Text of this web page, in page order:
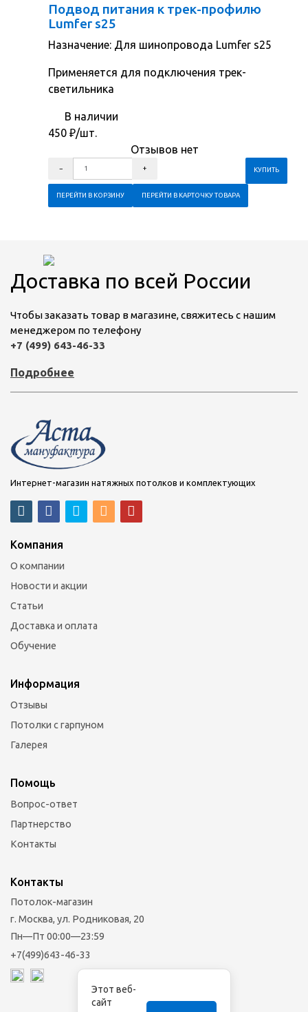
Подвод питания к трек-профилю
Lumfer s25
Назначение: Для шинопровода Lumfer s25
Применяется для подключения трек-
светильника
В наличии
450 ₽/шт.
Отзывов нет
ПЕРЕЙТИ В КОРЗИНУ ПЕРЕЙТИ В КАРТОЧКУ ТОВАРА
Доставка по всей России
Чтобы заказать товар в магазине, свяжитесь с нашим
менеджером по телефону
+7 (499) 643-46-33
Подробнее
Интернет-магазин натяжных потолков и комплектующих
Компания
О компании
Новости и акции
Статьи
Доставка и оплата
Обучение
Информация
Отзывы
Потолки с гарпуном
Галерея
Помощь
Вопрос-ответ
Партнерство
Контакты
Контакты
Потолок-магазин
г. Москва, ул. Родниковая, 20
Пн—Пт 00:00—23:59
+7(499)643-46-33
Этот веб-
сайт